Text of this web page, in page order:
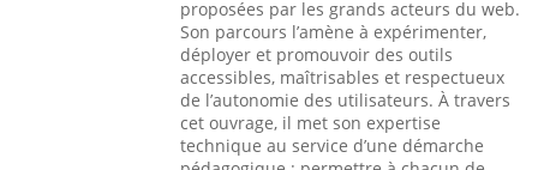
proposées par les grands acteurs du web.
Son parcours l’amène à expérimenter,
déployer et promouvoir des outils
accessibles, maîtrisables et respectueux
de l’autonomie des utilisateurs. À travers
cet ouvrage, il met son expertise
technique au service d’une démarche